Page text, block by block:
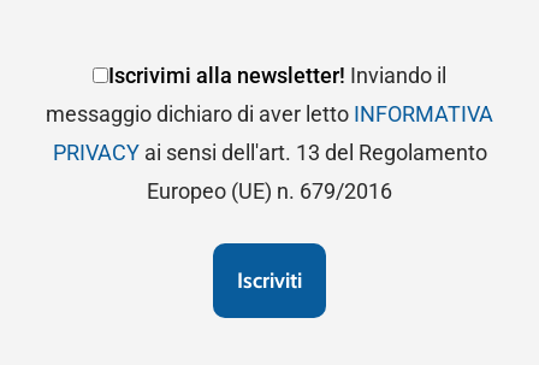
Iscrivimi alla newsletter! Inviando il
messaggio dichiaro di aver letto INFORMATIVA
PRIVACYai sensi dell'art. 13 del Regolamento
Europeo (UE) n. 679/2016